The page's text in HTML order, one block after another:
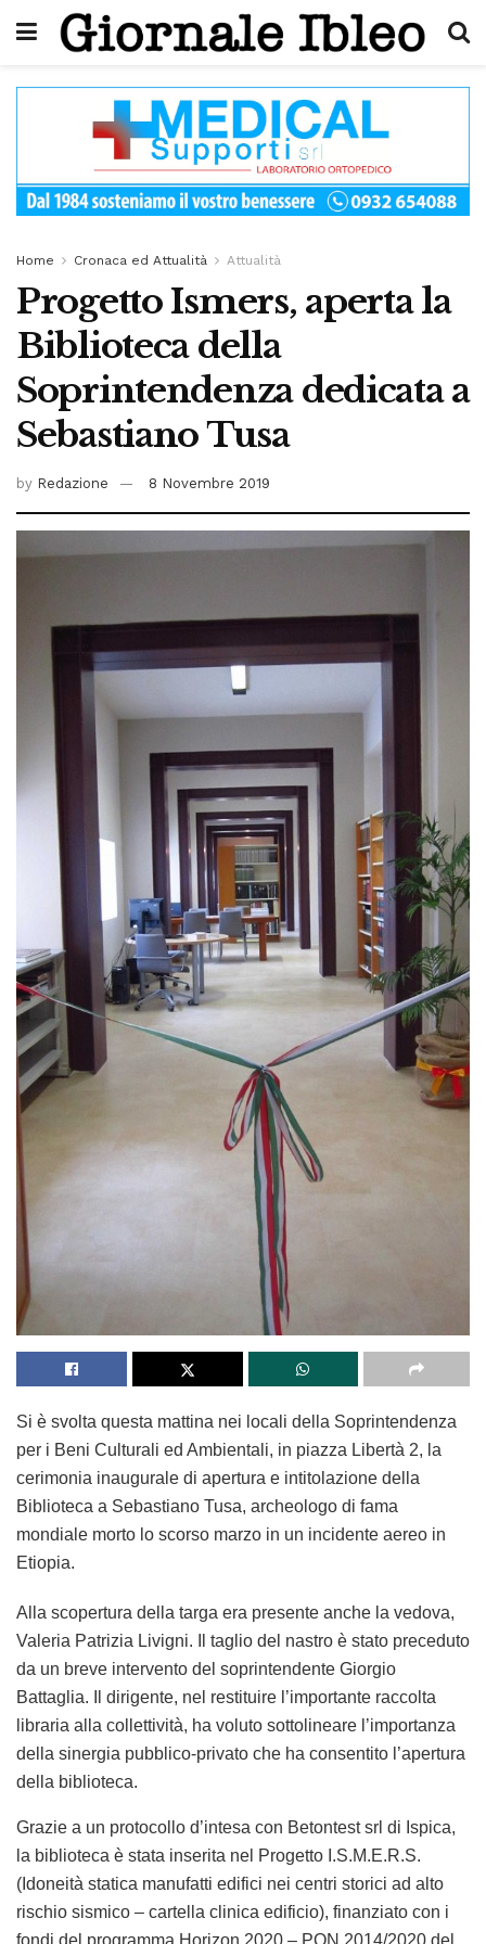
Home Cronaca ed Attualità Attualità
Progetto Ismers, aperta la
Biblioteca della
Soprintendenza dedicata a
Sebastiano Tusa
by Redazione 8 Novembre 2019
Si è svolta questa mattina nei locali della Soprintendenza
per i Beni Culturali ed Ambientali, in piazza Libertà 2, la
cerimonia inaugurale di apertura e intitolazione della
Biblioteca a Sebastiano Tusa, archeologo di fama
mondiale morto lo scorso marzo in un incidente aereo in
Etiopia.
Alla scopertura della targa era presente anche la vedova,
Valeria Patrizia Livigni. Il taglio del nastro è stato preceduto
da un breve intervento del soprintendente Giorgio
Battaglia. Il dirigente, nel restituire l’importante raccolta
libraria alla collettività, ha voluto sottolineare l’importanza
della sinergia pubblico-privato che ha consentito l’apertura
della biblioteca.
Grazie a un protocollo d’intesa con Betontest srl di Ispica,
la biblioteca è stata inserita nel Progetto I.S.M.E.R.S.
(Idoneità statica manufatti edifici nei centri storici ad alto
rischio sismico – cartella clinica edificio), finanziato con i
fondi del programma Horizon 2020 – PON 2014/2020 del